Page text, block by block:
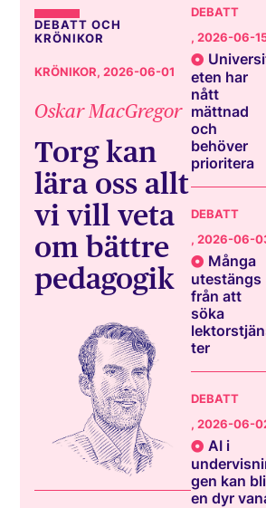
DEBATT OCH
KRÖNIKOR
KRÖNIKOR, 2026-06-01
Oskar MacGregor
Torg kan
lära oss allt
vi vill veta
om bättre
pedagogik
DEBATT
, 2026-06-
eten har
nått
mättnad
och
behöver
prioritera
DEBATT
, 2026-06-
Många
utestängs
från att
söka
ter
DEBATT
, 2026-06-
AI i
gen kan bli
en dyr